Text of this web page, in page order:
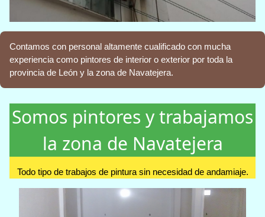
Contamos con personal altamente cualificado con mucha
experiencia como pintores de interior o exterior por toda la
provincia de León y la zona de Navatejera.
Somos pintores y trabajamos
la zona de Navatejera
Todo tipo de trabajos de pintura sin necesidad de andamiaje.